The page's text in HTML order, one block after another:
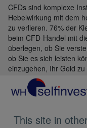
CFDs sind komplexe
Hebelwirkung mit dem
zu verlieren. 76% der
beim CFD-Handel mit
überlegen, ob Sie
ob Sie es sich leisten
einzugehen, Ihr Geld zu
This site in